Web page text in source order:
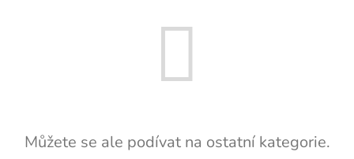
Můžete se ale podívat na ostatní kategorie.